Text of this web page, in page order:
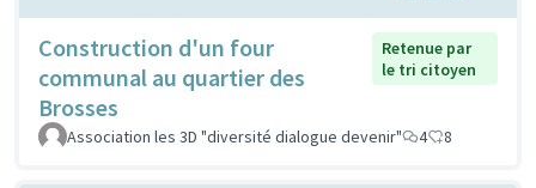
Construction d'un four
communal au quartier des
Brosses
Retenue par
le tri citoyen
Association les 3D "diversité dialogue devenir" 4 8